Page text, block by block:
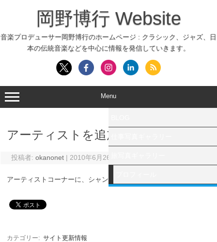
へ
岡野博行 Website
音楽プロデューサー岡野博行のホームページ : クラシック、ジャズ、日
本の伝統音楽などを中心に情報を発信していきます。
Menu
アーティストを追加しました
投稿者: okanonet | 2010年6月26日
アーティストコーナーに、シャンティを追加しました。
カテゴリー: サイト更新情報